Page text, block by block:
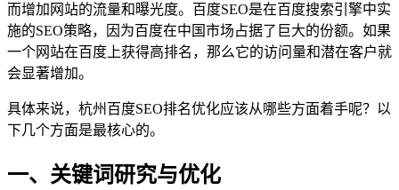
而增加网站的流量和曝光度。百度SEO是在百度搜索引擎中实
施的SEO策略，因为百度在中国市场占据了巨大的份额。如果
一个网站在百度上获得高排名，那么它的访问量和潜在客户就
会显著增加。
具体来说，杭州百度SEO排名优化应该从哪些方面着手呢？以
下几个方面是最核心的。
一、关键词研究与优化